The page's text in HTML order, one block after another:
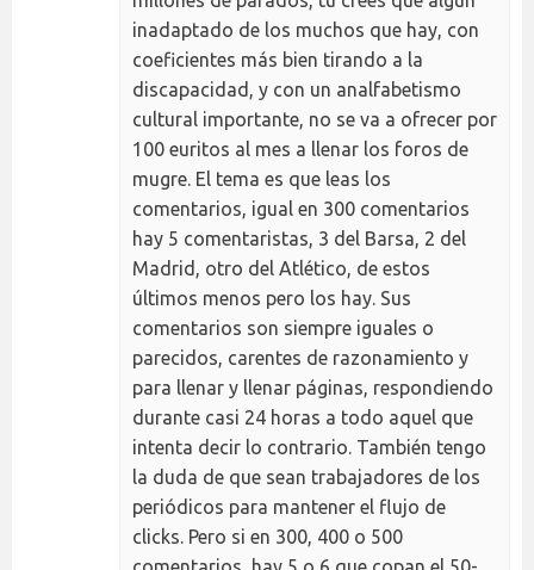
inadaptado de los muchos que hay, con
coeficientes más bien tirando a la
discapacidad, y con un analfabetismo
cultural importante, no se va a ofrecer por
100 euritos al mes a llenar los foros de
mugre. El tema es que leas los
comentarios, igual en 300 comentarios
hay 5 comentaristas, 3 del Barsa, 2 del
Madrid, otro del Atlético, de estos
últimos menos pero los hay. Sus
comentarios son siempre iguales o
parecidos, carentes de razonamiento y
para llenar y llenar páginas, respondiendo
durante casi 24 horas a todo aquel que
intenta decir lo contrario. También tengo
la duda de que sean trabajadores de los
periódicos para mantener el flujo de
clicks. Pero si en 300, 400 o 500